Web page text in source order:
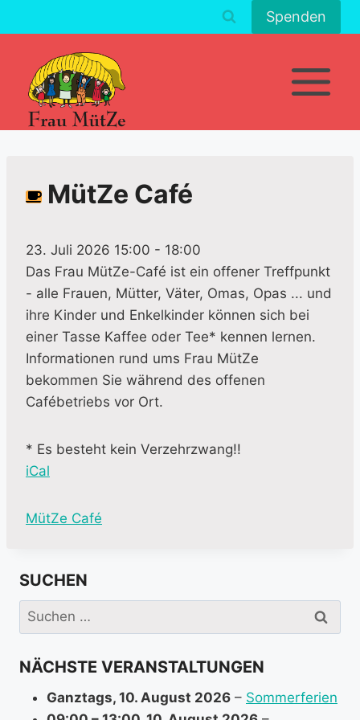
Inhalt
Spenden
MütZe Café
23. Juli 2026 15:00 - 18:00
Das Frau MütZe-Café ist ein offener Treffpunkt
- alle Frauen, Mütter, Väter, Omas, Opas ... und
ihre Kinder und Enkelkinder können sich bei
einer Tasse Kaffee oder Tee* kennen lernen.
Informationen rund ums Frau MütZe
bekommen Sie während des offenen
Cafébetriebs vor Ort.
* Es besteht kein Verzehrzwang!!
iCal
M
e
i
n
o
MütZe Café
SUCHEN
Suchen
nach:
NÄCHSTE VERANSTALTUNGEN
Ganztags, 10. August 2026 – Sommerferien